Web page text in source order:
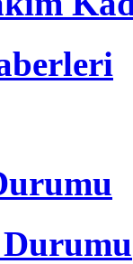
Durumu